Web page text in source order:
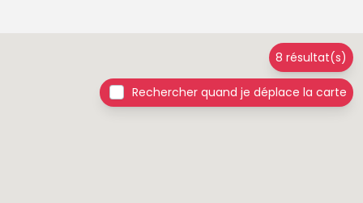
8 résultat(s)
Rechercher quand je déplace la carte